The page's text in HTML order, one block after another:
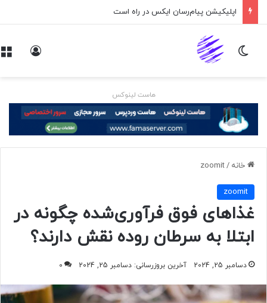
اپلیکیشن پیام‌رسان ایکس در راه است
تغییر پوسته
هاست لینوکس
خانه /
zoomit
zoomit
غذاهای فوق فرآوری‌شده چگونه در
ابتلا به سرطان روده نقش دارند؟
دسامبر 25, 2024 آخرین بروزرسانی: دسامبر 25, 2024 0